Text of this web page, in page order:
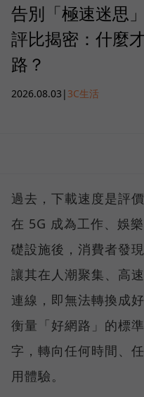
告別「極速迷思
評比揭密：什麼
路？
2026.08.03 | 3C生活
過去，下載速度是評
在 5G 成為工作、娛
礎設施後，消費者發
讓其在人潮聚集、高
連線，即無法轉換成
衡量「好網路」的標
字，轉向任何時間、
用體驗。